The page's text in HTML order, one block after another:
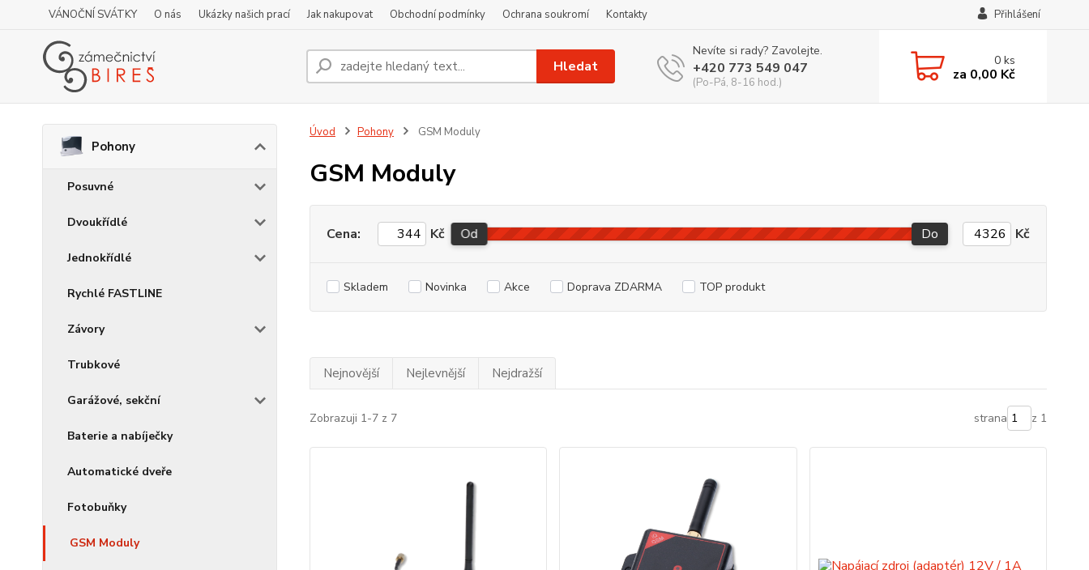
VÁNOČNÍ SVÁTKY O nás Ukázky našich prací Jak nakupovat Obchodní podmínky Ochrana soukromí Kontakty Přihlášení
Hledat
Nevíte si rady? Zavolejte.
+420 773 549 047
(Po-Pá, 8-16 hod.)
0ks
za 0,00 Kč
Pohony
Posuvné
Dvoukřídlé
Jednokřídlé
Rychlé FASTLINE
Závory
Trubkové
Garážové, sekční
Baterie a nabíječky
Automatické dveře
Fotobuňky
GSM Moduly
Úvod Pohony GSM Moduly
GSM Moduly
Cena: Kč Od Do Kč
Skladem Novinka Akce Doprava ZDARMA TOP produkt
Nejnovější Nejlevnější Nejdražší
Zobrazuji 1-7 z 7 strana z 1